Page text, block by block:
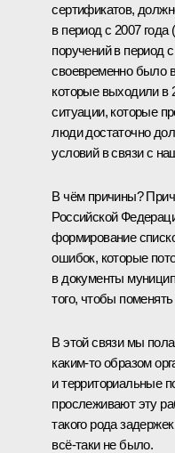
сертификатов,
в период с 2007
поручений в период
своевременно было
которые выходили в
ситуации, которые
люди достаточно
условий в связи с
В чём причины?
Российской
формирование
ошибок, которые
в документы
того, чтобы
В этой связи мы
каким‑то образом
и территориальные
прослеживают эту
такого рода
всё‑таки не было.